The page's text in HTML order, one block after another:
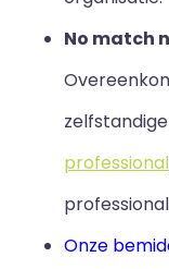
No match
professional
Onze